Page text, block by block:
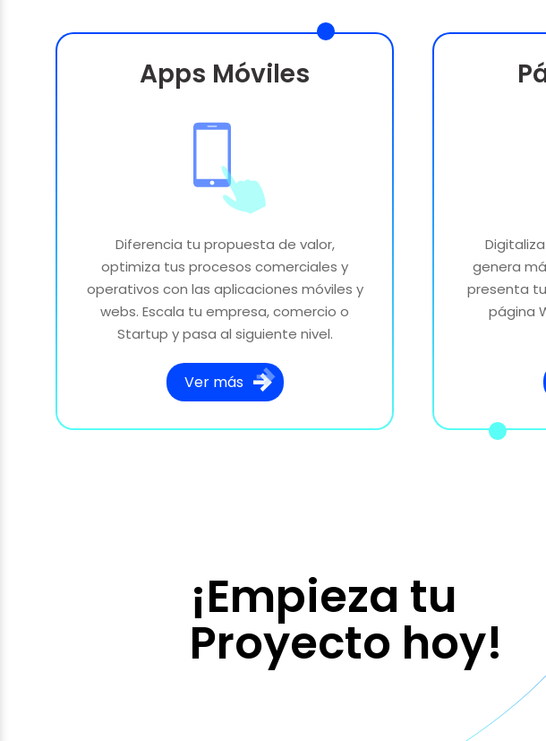
Apps Móviles
Diferencia tu propuesta de valor,
optimiza tus procesos comerciales y
operativos con las aplicaciones móviles y
webs. Escala tu empresa, comercio o
Startup y pasa al siguiente nivel.
Ver más
genera
presenta
página
¡Empieza tu
Proyecto hoy!